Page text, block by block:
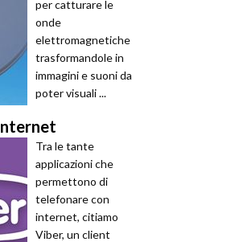
per catturare le
onde
elettromagnetiche
trasformandole in
immagini e suoni da
poter visuali ...
Tra le tante
applicazioni che
permettono di
telefonare con
internet, citiamo
Viber, un client